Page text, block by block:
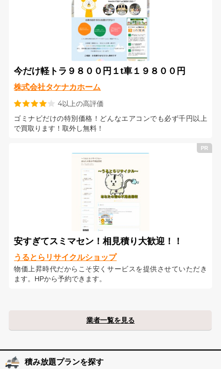
今だけ軽トラ９８００円１t車１９８００円
株式会社タケナカホーム
4以上の高評価
ゴミナビだけの特別価格！どんなエアコンでも必ず千円以上
で買取ります！取外し無料！
安すぎてスミマセン！相見積り大歓迎！！
うるとらリサイクルショップ
物価上昇時代だからこそ安くサービスを提供させていただき
ます。HPから予約できます。
業者一覧を見る
積み放題プランを探す